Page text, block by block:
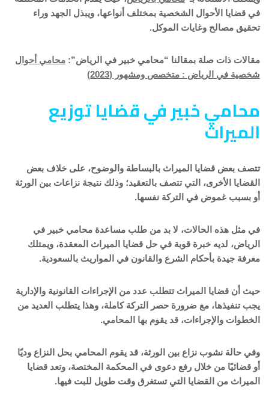
في قضايا الأحوال الشخصية بمختلف أنواعها، ويبذل الجهد وراء
تحقيق مصالح وغايات الموكل.
مقالات ذات صلة بمقالنا “محامي خبير في الرياض”: محامي أحوال
شخصية في الرياض : متخصص ومشهور (2023)
محامي خبير في قضايا توزيع
الميراث
تتصف بعض قضايا الميراث بالبساطة والوضوح، على خلاف بعض
القضايا الأخرى، التي تتصف بالتعقيد؛ وذلك نتيجة نزاعات بين الورثة
أو بسبب غموض في التركة نفسها.
في مثل هذه الحالات، لا بد من طلب مساعدة محامي خبير في
الرياض، لديه خبرة قوبة في حل قضايا الميراث المعقدة، ويمتلك
معرفة جيدة بأحكام الشرع والقانون في المواريث بالسعودية.
حيث أن قضايا الميراث تتطلب عدد من الإجراءات القانونية والإدارية
يجب تنفيذها، مع ضرورة حصر التركة كاملة، وهذا يتطلب العديد من
الخطوات والإجراءات، قد يقوم بها المحامي.
وفي حالة نشوب نزاع بين الورثة، قد يقوم المحامي بحل النزاع وديًا
أو قضائيًا من خلال رفع دعوى في المحكمة المختصة، وتعد قضايا
الميراث من القضايا التي تستغرق وقت طويل للبت فيها.